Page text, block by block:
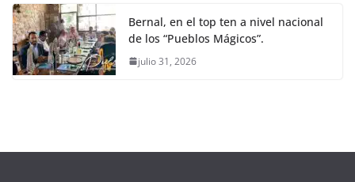
Bernal, en el top ten a nivel nacional
de los “Pueblos Mágicos”.
julio 31, 2026